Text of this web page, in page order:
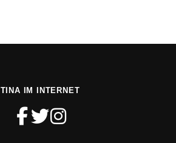
TINA IM INTERNET